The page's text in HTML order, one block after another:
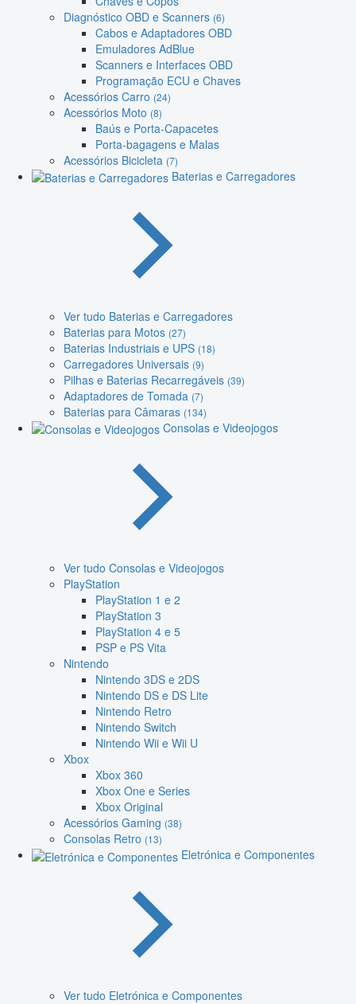
Diagnóstico OBD e Scanners (6)
Cabos e Adaptadores OBD
Emuladores AdBlue
Scanners e Interfaces OBD
Programação ECU e Chaves
Acessórios Carro (24)
Acessórios Moto (8)
Baús e Porta-Capacetes
Porta-bagagens e Malas
Acessórios Bicicleta (7)
Baterias e Carregadores
Ver tudo Baterias e Carregadores
Baterias para Motos (27)
Baterias Industriais e UPS (18)
Carregadores Universais (9)
Pilhas e Baterias Recarregáveis (39)
Adaptadores de Tomada (7)
Baterias para Câmaras (134)
Consolas e Videojogos
Ver tudo Consolas e Videojogos
PlayStation
PlayStation 1 e 2
PlayStation 3
PlayStation 4 e 5
PSP e PS Vita
Nintendo
Nintendo 3DS e 2DS
Nintendo DS e DS Lite
Nintendo Retro
Nintendo Switch
Nintendo Wii e Wii U
Xbox
Xbox 360
Xbox One e Series
Xbox Original
Acessórios Gaming (38)
Consolas Retro (13)
Eletrónica e Componentes
Ver tudo Eletrónica e Componentes